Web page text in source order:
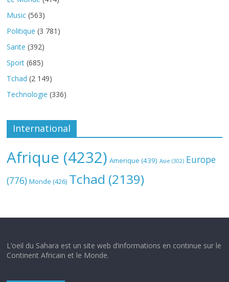
Music (563)
Politique (3 781)
Sante (392)
Sport (685)
Tchad (2 149)
Technologie (336)
International
Afrique (4232) Amerique (439) Asie (302) Europe
(776) Monde (426) Tchad (2139)
L’oeil du Sahara est un site web d’informations en continue sur le
Continent Africain et le Monde.